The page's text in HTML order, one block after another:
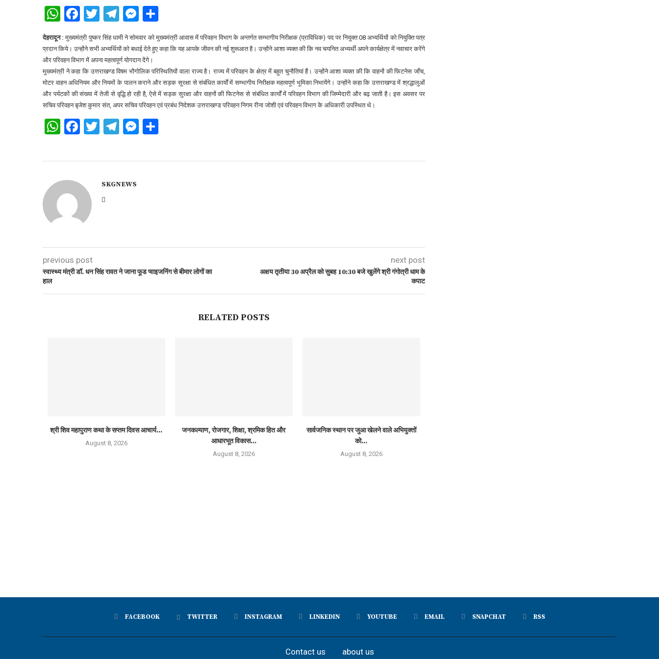
WhatsApp
Facebook
Twitter
Telegram
Messenger
देहरादून : मुख्यमंत्री पुष्कर सिंह धामी ने सोमवार को मुख्यमंत्री आवास में परिवहन विभाग के अन्तर्गत सम्भागीय निरीक्षक (प्राविधिक) पद पर नियुक्त 08 अभ्यर्थियों को नियुक्ति पत्र
प्रदान किये। उन्होंने सभी अभ्यर्थियों को बधाई देते हुए कहा कि यह आपके जीवन की नई शुरूआत है। उन्होंने आशा व्यक्त की कि नव चयनित अभ्यर्थी अपने कार्यक्षेत्र में नवाचार करेंगे
और परिवहन विभाग में अपना महत्वपूर्ण योगदान देंगे।
मुख्यमंत्री ने कहा कि उत्तराखण्ड विषम भौगोलिक परिस्थितियों वाला राज्य है। राज्य में परिवहन के क्षेत्र में बहुत चुनौतियां हैं। उन्होंने आशा व्यक्त की कि वाहनों की फिटनेस जाँच,
मोटर वाहन अधिनियम और नियमों के पालन कराने और सड़क सुरक्षा से संबंधित कार्यों में सम्भागीय निरीक्षक महत्वपूर्ण भूमिका निभायेंगे। उन्होंने कहा कि उत्तराखण्ड में श्रद्धालुओं
और पर्यटकों की संख्या में तेजी से वृद्धि हो रही है, ऐसे में सड़क सुरक्षा और वाहनों की फिटनेस से संबंधित कार्यों में परिवहन विभाग की जिम्मेदारी और बढ़ जाती है। इस अवसर पर
सचिव परिवहन बृजेश कुमार संत, अपर सचिव परिवहन एवं प्रबंध निदेशक उत्तराखण्ड परिवहन निगम रीना जोशी एवं परिवहन विभाग के अधिकारी उपस्थित थे।
WhatsApp
Facebook
Twitter
Telegram
Messenger
SKGNEWS
previous post
स्वास्थ्य मंत्री डॉ. धन सिंह रावत ने जाना फूड प्वाइजनिंग से बीमार लोगों का
हाल
next post
अक्षय तृतीया 30 अप्रैल को सुबह 10:30 बजे खुलेंगे श्री गंगोत्री धाम के
कपाट
RELATED POSTS
श्री शिव महापुराण कथा के सप्तम दिवस आचार्य...
August 8, 2026
जनकल्याण, रोजगार, शिक्षा, श्रमिक हित और
आधारभूत विकास...
August 8, 2026
सार्वजनिक स्थान पर जुआ खेलने वाले अभियुक्तों
को...
August 8, 2026
FACEBOOK TWITTER INSTAGRAM LINKEDIN YOUTUBE EMAIL SNAPCHAT RSS
Contact us about us